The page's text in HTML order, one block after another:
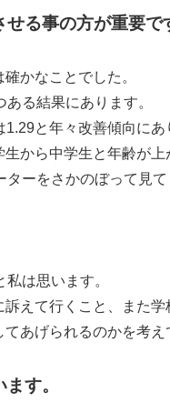
せる事の方が重要で
かなことでした。
る結果にあります。
と年々改善傾向にあ
から中学生と年齢が上
ーをさかのぼって見
は思います。
えて行くこと、また学
あげられるのかを考え
す。